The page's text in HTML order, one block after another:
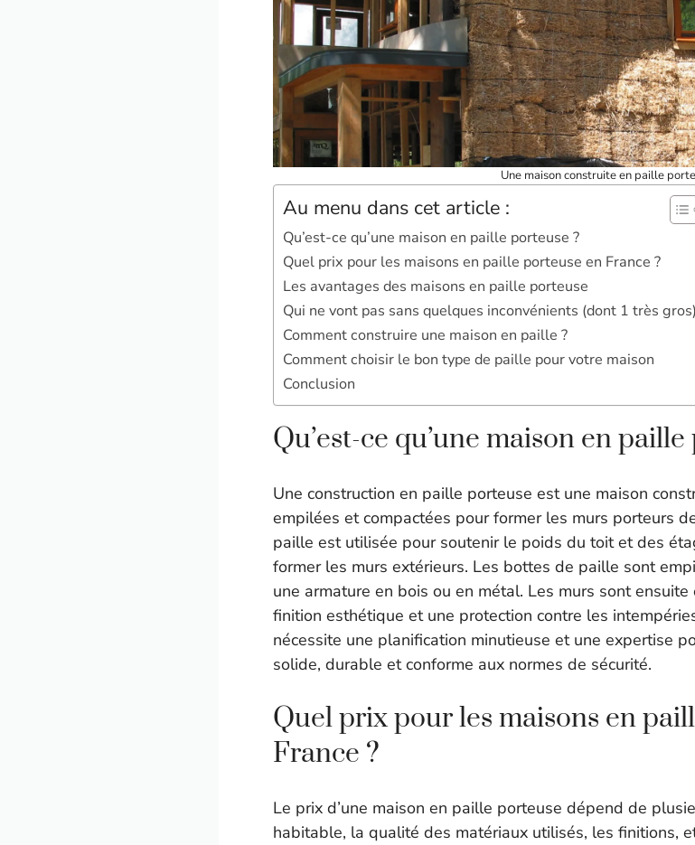
Une maison construite en paille
Au menu dans cet article :
Qu’est-ce qu’une maison en paille porteuse ?
Quel prix pour les maisons en paille porteuse en France ?
Les avantages des maisons en paille porteuse
Qui ne vont pas sans quelques inconvénients (dont 1 très gros)
Comment construire une maison en paille ?
Comment choisir le bon type de paille pour votre maison
Conclusion
Qu’est-ce qu’une maison en
Une construction en paille porteuse est une maison
empilées et compactées pour former les murs porteurs
paille est utilisée pour soutenir le poids du toit et des
former les murs extérieurs. Les bottes de paille sont
une armature en bois ou en métal. Les murs sont
finition esthétique et une protection contre les
nécessite une planification minutieuse et une expertise
solide, durable et conforme aux normes de sécurité.
Quel prix pour les maisons en
France ?
Le prix d’une maison en paille porteuse dépend de
habitable, la qualité des matériaux utilisés, les finitions,